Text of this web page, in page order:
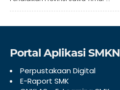
Portal Aplikasi
Perpustakaan Digital
E-Raport SMK